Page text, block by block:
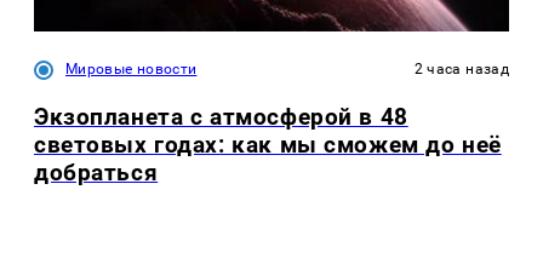
Мировые новости 2 часа назад
Экзопланета с атмосферой в 48
световых годах: как мы сможем до неё
добраться